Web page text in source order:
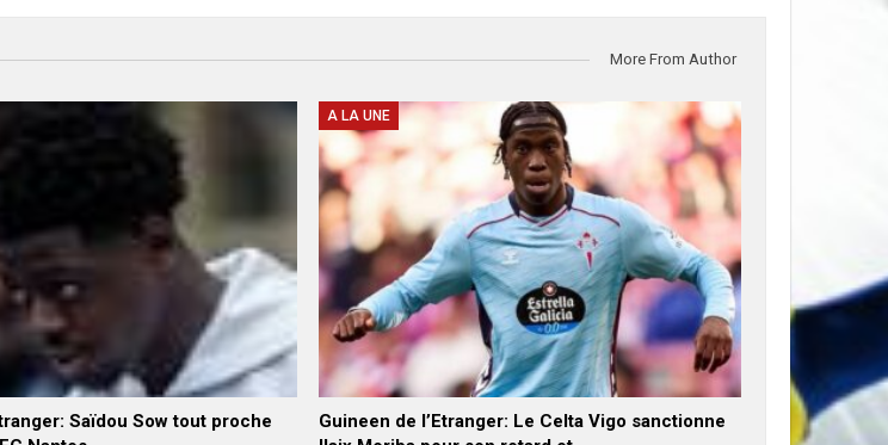
More From Author
Saïdou Sow tout proche
A LA UNE
Guineen de l’Etranger: Le Celta Vigo sanctionne